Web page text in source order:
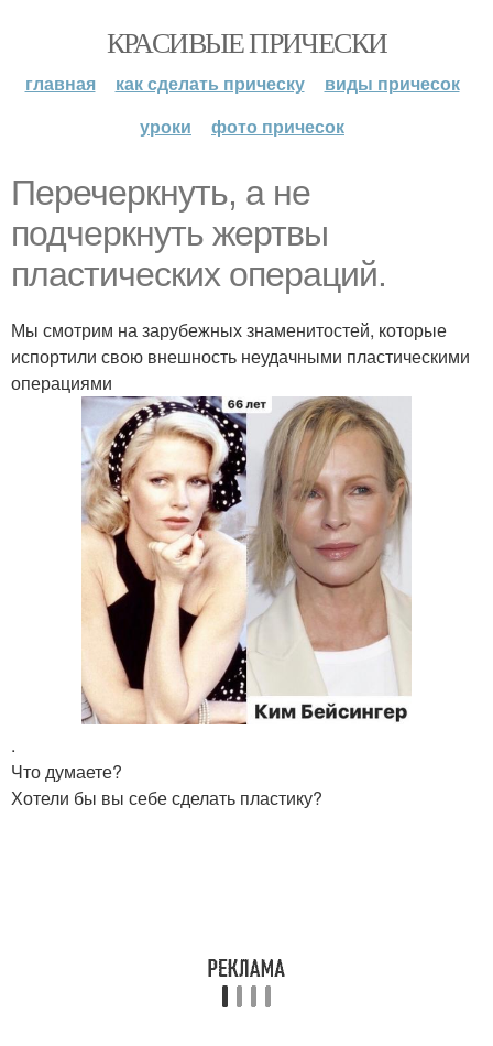
КРАСИВЫЕ ПРИЧЕСКИ
главная как сделать прическу
виды причесок
уроки
фото причесок
Перечеркнуть, а не
подчеркнуть жертвы
пластических операций.
Мы смотрим на зарубежных знаменитостей, которые
испортили свою внешность неудачными пластическими
операциями
.
Что думаете?
Хотели бы вы себе сделать пластику?